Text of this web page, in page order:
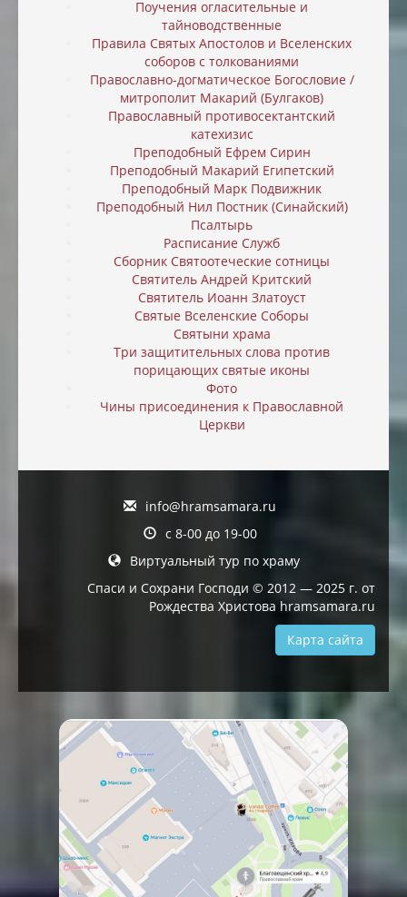
Поучения огласительные и
тайноводственные
Правила Святых Апостолов и Вселенских
соборов с толкованиями
Православно-догматическое Богословие /
митрополит Макарий (Булгаков)
Православный противосектантский
катехизис
Преподобный Ефрем Сирин
Преподобный Макарий Египетский
Преподобный Марк Подвижник
Преподобный Нил Постник (Синайский)
Псалтырь
Расписание Служб
Сборник Святоотеческие сотницы
Святитель Андрей Критский
Святитель Иоанн Златоуст
Святые Вселенские Соборы
Святыни храма
Три защитительных слова против
порицающих святые иконы
Фото
Чины присоединения к Православной
Церкви
info@hramsamara.ru
с 8-00 до 19-00
Виртуальный тур по храму
Спаси и Сохрани Господи © 2012 — 2025 г. от
Рождества Христова hramsamara.ru
Карта сайта